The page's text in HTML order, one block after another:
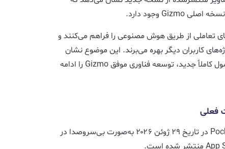
تعاملی از طریق هوش مصنوعی را فراهم می‌کنند و
کاربران دیگر بهره می‌برند. این موضوع نشان
می‌دهد متا به‌جای طراحی یک محصول کاملاً جدید، توسعه فناوری موفق Gizmo را ادامه
، اپلیکیشن Pocket در تاریخ ۲۹ ژوئن ۲۰۲۶ به‌صورت بی‌سروصدا در